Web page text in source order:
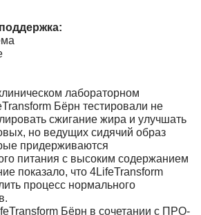
лабораторном
Бёрн тестировали не
сжигание жира и улучшать
но ведущих сидячий образ
придерживаются
питания с высоким содержанием
показало, что 4LifeTransform
процесс нормального
Бёрн в сочетании с ПРО-